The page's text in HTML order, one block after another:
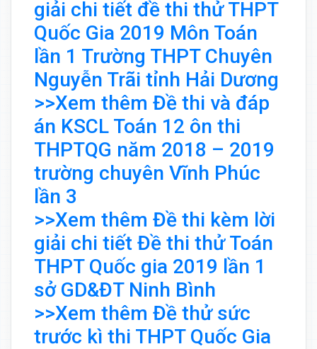
giải chi tiết đề thi thử THPT
Quốc Gia 2019 Môn Toán
lần 1 Trường THPT Chuyên
Nguyễn Trãi tỉnh Hải Dương
>>Xem thêm Đề thi và đáp
án KSCL Toán 12 ôn thi
THPTQG năm 2018 – 2019
trường chuyên Vĩnh Phúc
lần 3
>>Xem thêm Đề thi kèm lời
giải chi tiết Đề thi thử Toán
THPT Quốc gia 2019 lần 1
sở GD&ĐT Ninh Bình
>>Xem thêm Đề thử sức
trước kì thi THPT Quốc Gia